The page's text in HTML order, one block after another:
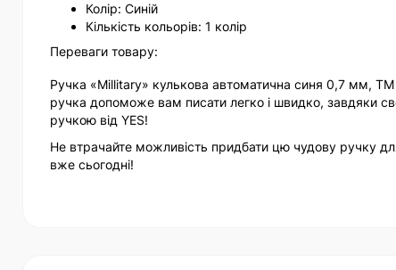
Колір: Синій
Кількість кольорів: 1 колір
Переваги товару:
Ручка «Millitary» кулькова автоматична синя 0,7 мм,
ручка допоможе вам писати легко і швидко, завдяки
ручкою від YES!
Не втрачайте можливість придбати цю чудову ручку
вже сьогодні!